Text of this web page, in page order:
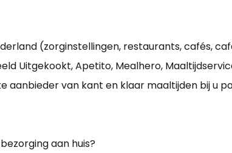
(zorginstellingen, restaurants, cafés,
Uitgekookt, Apetito, Mealhero,
aanbieder van kant en klaar maaltijden bij u
aan huis?